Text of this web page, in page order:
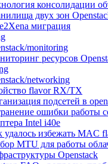
консолидации
двух зон
миграция
monitoring
ресурсов
networking
flavor RX/TX
подсетей в
ошибки работы
Intel i40e
удалось избежать MAC
MTU для работы
Openstack